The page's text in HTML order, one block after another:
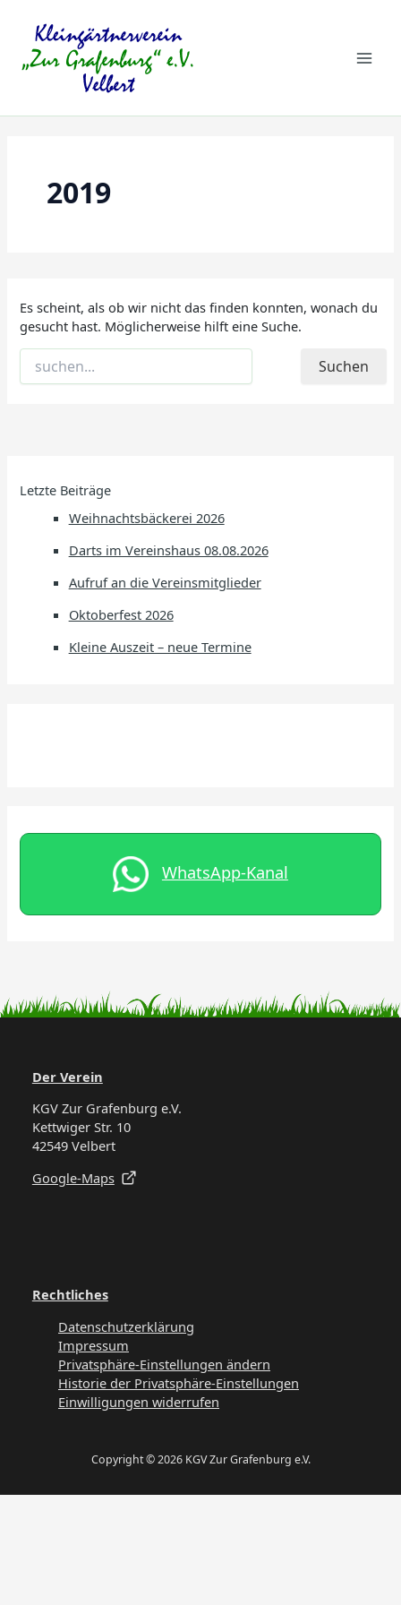
springen
2019
Es scheint, als ob wir nicht das finden konnten, wonach du
gesucht hast. Möglicherweise hilft eine Suche.
nach:
Letzte Beiträge
Weihnachtsbäckerei 2026
Darts im Vereinshaus 08.08.2026
Aufruf an die Vereinsmitglieder
Oktoberfest 2026
Kleine Auszeit – neue Termine
WhatsApp-Kanal
Der Verein
KGV Zur Grafenburg e.V.
Kettwiger Str. 10
42549 Velbert
Google-Maps
Rechtliches
Datenschutzerklärung
Impressum
Privatsphäre-Einstellungen ändern
Historie der Privatsphäre-Einstellungen
Einwilligungen widerrufen
Copyright © 2026 KGV Zur Grafenburg e.V.